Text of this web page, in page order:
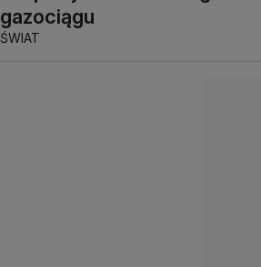
gazociągu
ŚWIAT